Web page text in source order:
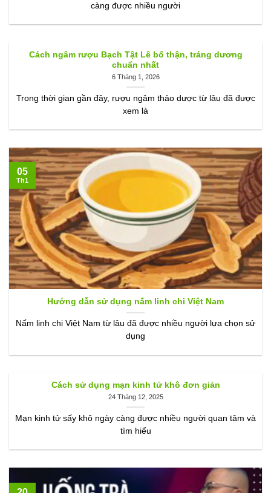
càng được nhiều người
Cách ngâm rượu Bạch Tật Lê bổ thận, tráng dương
chuẩn nhất
6 Tháng 1, 2026
Trong thời gian gần đây, rượu ngâm thảo dược từ lâu đã được
xem là
Hướng dẫn sử dụng nấm linh chi Việt Nam
Nấm linh chi Việt Nam từ lâu đã được nhiều người lựa chọn sử
dụng
05
Th1
Cách sử dụng mạn kinh tử khô đơn giản
24 Tháng 12, 2025
Mạn kinh tử sấy khô ngày càng được nhiều người quan tâm và
tìm hiểu